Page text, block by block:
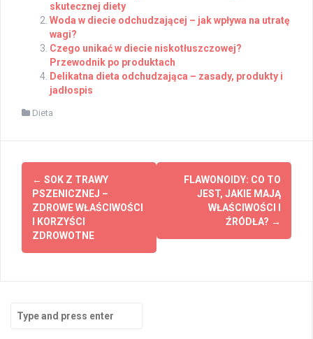
skutecznej diety
Woda w diecie odchudzającej – jak wpływa na utratę
wagi?
Czego unikać w diecie niskotłuszczowej?
Przewodnik po produktach
Delikatna dieta odchudzająca – zasady, produkty i
jadłospis
Dieta
Post
navigation
← SOK Z TRAWY
PSZENICZNEJ –
ZDROWE WŁAŚCIWOŚCI
I KORZYŚCI
ZDROWOTNE
FLAWONOIDY: CO TO
JEST, JAKIE MAJĄ
WŁAŚCIWOŚCI I
ŹRÓDŁA? →
Search
for: